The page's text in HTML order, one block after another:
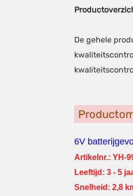
De gehele
6V
Artikelnr.: YH-
Leeftijd: 3 - 5
Snelheid: 2,8